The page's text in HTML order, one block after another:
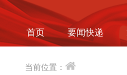
首页 要闻快递
当前位置：